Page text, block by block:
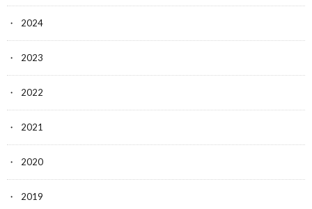
2024
2023
2022
2021
2020
2019